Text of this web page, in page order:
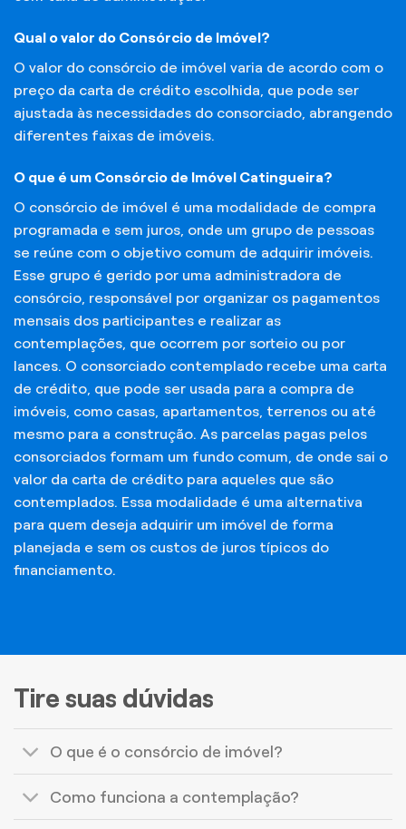
Qual o valor do Consórcio de Imóvel?
O valor do consórcio de imóvel varia de acordo com o
preço da carta de crédito escolhida, que pode ser
ajustada às necessidades do consorciado, abrangendo
diferentes faixas de imóveis.
O que é um Consórcio de Imóvel Catingueira?
O consórcio de imóvel é uma modalidade de compra
programada e sem juros, onde um grupo de pessoas
se reúne com o objetivo comum de adquirir imóveis.
Esse grupo é gerido por uma administradora de
consórcio, responsável por organizar os pagamentos
mensais dos participantes e realizar as
contemplações, que ocorrem por sorteio ou por
lances. O consorciado contemplado recebe uma carta
de crédito, que pode ser usada para a compra de
imóveis, como casas, apartamentos, terrenos ou até
mesmo para a construção. As parcelas pagas pelos
consorciados formam um fundo comum, de onde sai o
valor da carta de crédito para aqueles que são
contemplados. Essa modalidade é uma alternativa
para quem deseja adquirir um imóvel de forma
planejada e sem os custos de juros típicos do
financiamento.
Tire suas dúvidas
O que é o consórcio de imóvel?
Como funciona a contemplação?